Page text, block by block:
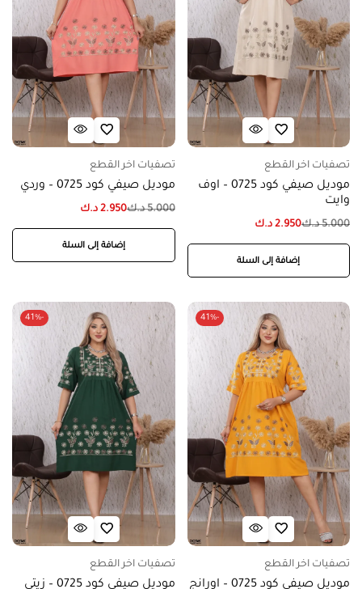
تصفيات اخر القطع
موديل صيفي كود 0725 – اوف
وايت
5.000 د.ك2.950 د.ك
إضافة إلى السلة
تصفيات اخر القطع
موديل صيفي كود 0725 – وردي
5.000 د.ك2.950 د.ك
إضافة إلى السلة
-41%
تصفيات اخر القطع
موديل صيفي كود 0725 – اورانج
-41%
تصفيات اخر القطع
موديل صيفي كود 0725 – زيتي